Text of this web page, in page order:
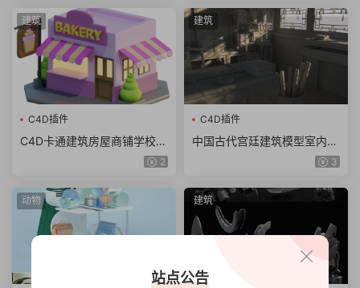
建筑
C4D插件
C4D卡通建筑房屋商铺学校建
模fbx医院obj酒店blender模2
建筑
C4D插件
中国古代宫廷建筑模型室内书
房MAYA/C4D场景三维模型古
(2.2g)
3
动物 建筑
站点公告